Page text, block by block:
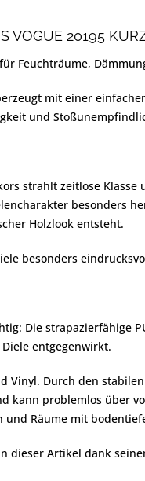
VOGUE 20195
Feuchträume,
mit einer
und
strahlt zeitlose
besonders
Holzlook entsteht.
besonders
Die strapazierfähige
entgegenwirkt.
Vinyl. Durch den
kann problemlos über
Räume mit
dieser Artikel dank